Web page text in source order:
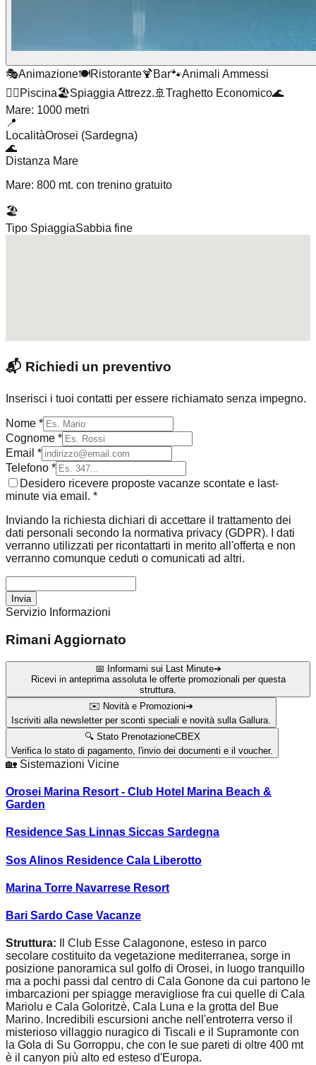
🎭Animazione🍽️Ristorante🍹 Bar🐾Animali Ammessi
🏊‍♂️ Piscina🏖️Spiaggia Attrezz. 🚢 Traghetto Economico🌊
Mare: 1000 metri
📍
LocalitàOrosei (Sardegna)
🌊
Distanza Mare
Mare: 800 mt. con trenino gratuito
🏖️
Tipo SpiaggiaSabbia fine
📬 Richiedi un preventivo
Inserisci i tuoi contatti per essere richiamato senza impegno.
Nome *
Cognome *
Email *
Telefono *
Desidero ricevere proposte vacanze scontate e last-
minute via email. *
Inviando la richiesta dichiari di accettare il trattamento dei
dati personali secondo la normativa privacy (GDPR). I dati
verranno utilizzati per ricontattarti in merito all'offerta e non
verranno comunque ceduti o comunicati ad altri.
Invia
Servizio Informazioni
Rimani Aggiornato
📅 Informami sui Last Minute➔
Ricevi in anteprima assoluta le offerte promozionali per questa
struttura.
✉️ Novità e Promozioni➔
Iscriviti alla newsletter per sconti speciali e novità sulla Gallura.
🔍 Stato PrenotazioneCBEX
Verifica lo stato di pagamento, l'invio dei documenti e il voucher.
🏡 Sistemazioni Vicine
Orosei Marina Resort - Club Hotel Marina Beach &
Garden
Residence Sas Linnas Siccas Sardegna
Sos Alinos Residence Cala Liberotto
Marina Torre Navarrese Resort
Bari Sardo Case Vacanze
Struttura: Il Club Esse Calagonone, esteso in parco
secolare costituito da vegetazione mediterranea, sorge in
posizione panoramica sul golfo di Orosei, in luogo tranquillo
ma a pochi passi dal centro di Cala Gonone da cui partono le
imbarcazioni per spiagge meravigliose fra cui quelle di Cala
Mariolu e Cala Goloritzè, Cala Luna e la grotta del Bue
Marino. Incredibili escursioni anche nell'entroterra verso il
misterioso villaggio nuragico di Tiscali e il Supramonte con
la Gola di Su Gorroppu, che con le sue pareti di oltre 400 mt
è il canyon più alto ed esteso d'Europa.